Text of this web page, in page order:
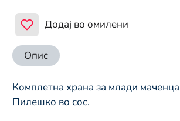
Додај во омилени
Опис
Комплетна храна за млади
Пилешко во сос.